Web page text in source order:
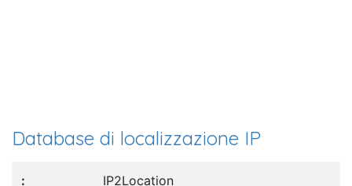
Database di localizzazione IP
IP2Location